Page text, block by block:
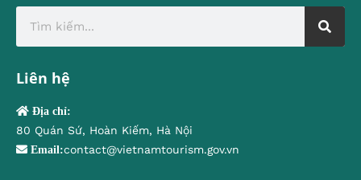
Liên hệ
Địa chỉ:
80 Quán Sứ, Hoàn Kiếm, Hà Nội
Email:contact@vietnamtourism.gov.vn